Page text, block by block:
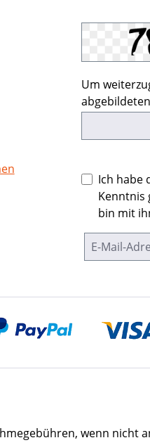
Um
Ich habe
bin mit
wenn nicht